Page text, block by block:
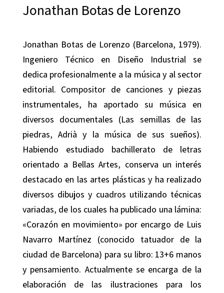
Jonathan Botas de Lorenzo
Jonathan Botas de Lorenzo (Barcelona, 1979).
Ingeniero Técnico en Diseño Industrial se
dedica profesionalmente a la música y al sector
editorial. Compositor de canciones y piezas
instrumentales, ha aportado su música en
diversos documentales (Las semillas de las
piedras, Adrià y la música de sus sueños).
Habiendo estudiado bachillerato de letras
orientado a Bellas Artes, conserva un interés
destacado en las artes plásticas y ha realizado
diversos dibujos y cuadros utilizando técnicas
variadas, de los cuales ha publicado una lámina:
«Corazón en movimiento» por encargo de Luis
Navarro Martínez (conocido tatuador de la
ciudad de Barcelona) para su libro: 13+6 manos
y pensamiento. Actualmente se encarga de la
elaboración de las ilustraciones para los